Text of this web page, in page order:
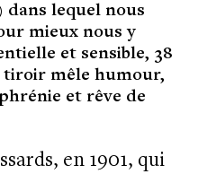
dans lequel nous
mieux nous y
et sensible, 38
tiroir mêle humour,
et rêve de
en 1901, qui